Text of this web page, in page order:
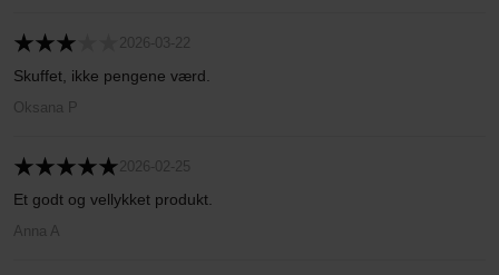
2026-03-22
Skuffet, ikke pengene værd.
Oksana P
2026-02-25
Et godt og vellykket produkt.
Anna A